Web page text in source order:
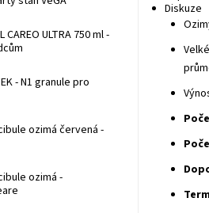
Diskuze
CAREO ULTRA 750 ml -
- N1 granule pro
ozimá červená -
ozimá -